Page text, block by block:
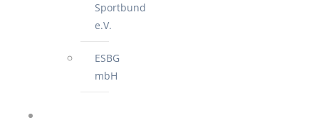
Sportbund
e.V.
ESBG
mbH